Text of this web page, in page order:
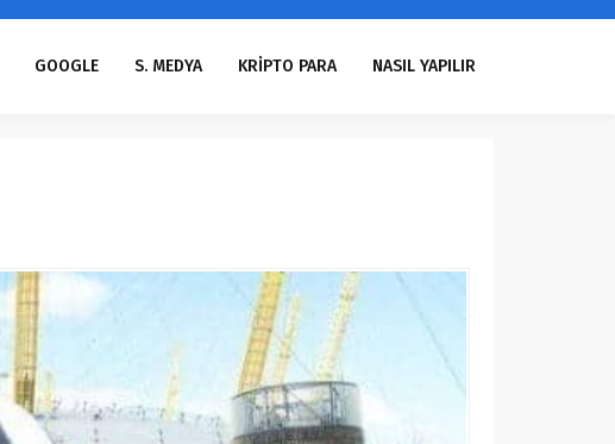
GOOGLE S. MEDYA KRİPTO PARA NASIL YAPILIR